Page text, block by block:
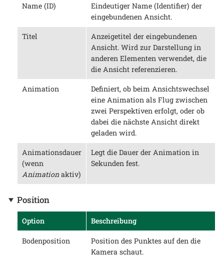
Name (ID)
Eindeutiger Name (Identifier) der
eingebundenen Ansicht.
Titel
Anzeigetitel der eingebundenen
Ansicht. Wird zur Darstellung in
anderen Elementen verwendet, die
die Ansicht referenzieren.
Animation
Definiert, ob beim Ansichtswechsel
eine Animation als Flug zwischen
zwei Perspektiven erfolgt, oder ob
dabei die nächste Ansicht direkt
geladen wird.
Animationsdauer
(wenn
Animationaktiv)
Legt die Dauer der Animation in
Sekunden fest.
Position
Option Beschreibung
Bodenposition
Position des Punktes auf den die
Kamera schaut.